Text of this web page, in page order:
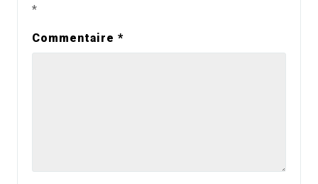
*
Commentaire *